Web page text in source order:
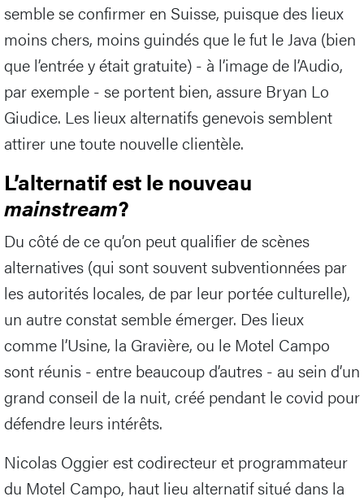
semble se confirmer en Suisse, puisque des lieux
moins chers, moins guindés que le fut le Java (bien
que l’entrée y était gratuite) - à l’image de l’Audio,
par exemple - se portent bien, assure Bryan Lo
Giudice. Les lieux alternatifs genevois semblent
attirer une toute nouvelle clientèle.
L’alternatif est le nouveau
mainstream?
Du côté de ce qu’on peut qualifier de scènes
alternatives (qui sont souvent subventionnées par
les autorités locales, de par leur portée culturelle),
un autre constat semble émerger. Des lieux
comme l’Usine, la Gravière, ou le Motel Campo
sont réunis - entre beaucoup d’autres - au sein d’un
grand conseil de la nuit, créé pendant le covid pour
défendre leurs intérêts.
Nicolas Oggier est codirecteur et programmateur
du Motel Campo, haut lieu alternatif situé dans la